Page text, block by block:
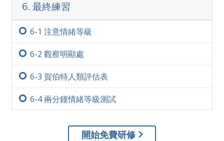
6. 最終練習
注意情緒等級
觀察明顯處
賀伯特人類評估表
6-‏4兩分鐘情緒等級測試
開始免費研修